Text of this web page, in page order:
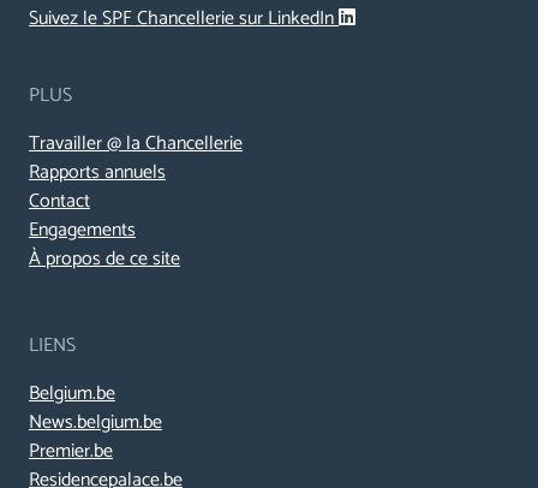
Suivez le SPF Chancellerie sur LinkedIn
PLUS
Travailler @ la Chancellerie
Rapports annuels
Contact
Engagements
À propos de ce site
LIENS
Belgium.be
News.belgium.be
Premier.be
Residencepalace.be